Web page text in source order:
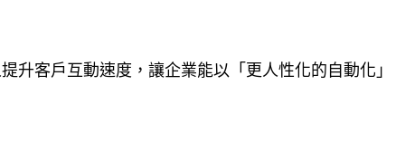
升客戶互動速度，讓企業能以「更人性化的自動化」